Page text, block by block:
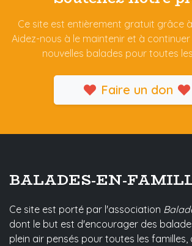
Ce site est entièrement gratuit grâce
Aidez-nous à le maintenir et à
nouvelles balades pour toutes
Faire un don
BALADES-EN-
Ce site est porté par l'association
dont le but est d'encourager des
plein air pensés pour toutes les familles,